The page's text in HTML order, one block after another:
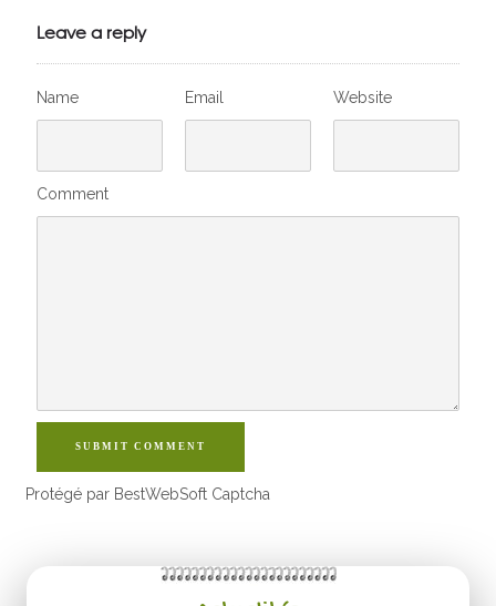
Leave a reply
Name Email Website
Comment
SUBMIT COMMENT
Protégé par BestWebSoft Captcha